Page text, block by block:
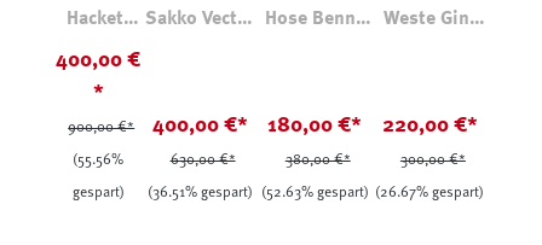
Hackett
Anzug
400,00 €
*
900,00 €*
(55.56%
gespart)
Sakko Vector
400,00 €*
630,00 €*
(36.51% gespart)
Hose Benny
180,00 €*
380,00 €*
(52.63% gespart)
Weste Gini
220,00 €*
300,00 €*
(26.67% gespart)